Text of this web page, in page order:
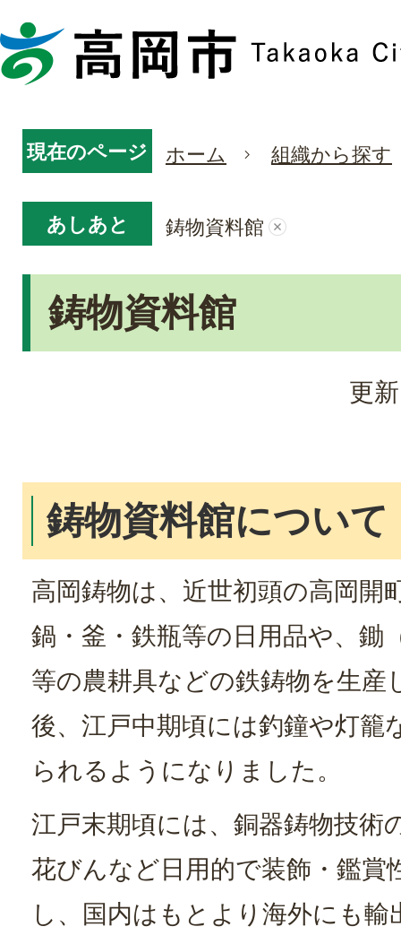
現在のページ ホーム 組織から探す
あしあと 鋳物資料館
鋳物資料館
更
鋳物資料館について
高岡鋳物は、近世初頭の高岡開
鍋・釜・鉄瓶等の日用品や、鋤
等の農耕具などの鉄鋳物を生産
後、江戸中期頃には釣鐘や灯籠
られるようになりました。
江戸末期頃には、銅器鋳物技術
花びんなど日用的で装飾・鑑賞
し、国内はもとより海外にも